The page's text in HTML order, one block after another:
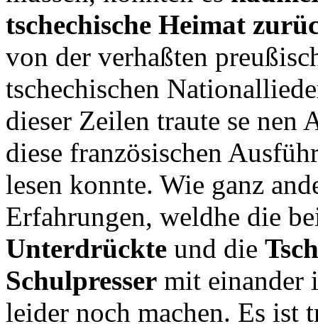
tschechische Heimat
von der verhaßten
tschechischen
dieser Zeilen traute se nen
diese französischen
lesen konnte. Wie ganz
Erfahrungen, weldhe die
Unterdrückte und die
Schulpresser mit einander
leider noch machen. Es ist